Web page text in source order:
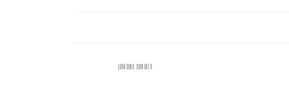
LOOKBOOK SUMMER